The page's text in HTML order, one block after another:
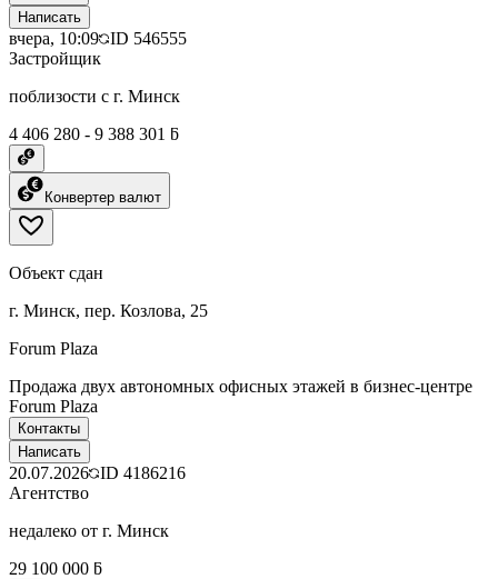
Написать
вчера, 10:09 ID 546555
Застройщик
поблизости с г. Минск
4 406 280 - 9 388 301 ƃ
Конвертер валют
Объект сдан
г. Минск, пер. Козлова, 25
Forum Plaza
Продажа двух автономных офисных этажей в бизнес-центре
Forum Plaza
Контакты
Написать
20.07.2026 ID 4186216
Агентство
недалеко от г. Минск
29 100 000 ƃ